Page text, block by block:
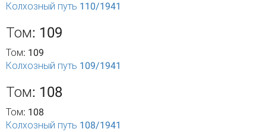
Колхозный путь 110/1941
Том: 109
Том: 109
Колхозный путь 109/1941
Том: 108
Том: 108
Колхозный путь 108/1941